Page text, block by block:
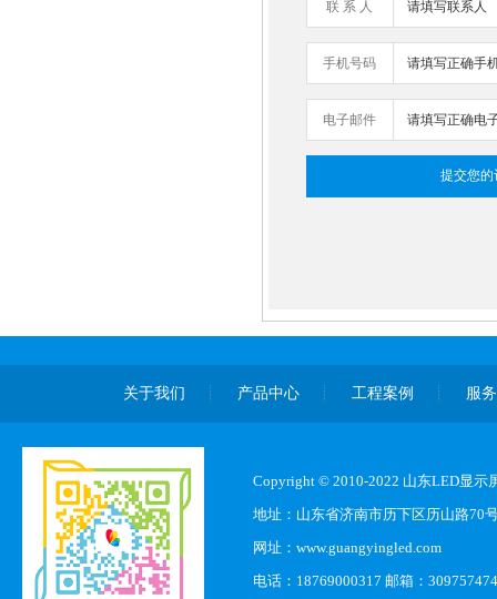
联 系 人
手机号码
电子邮件
关于我们 产品中心 工程案例 服
Copyright © 2010-2022 山东LED显示
地址：山东省济南市历下区历山路70
网址：www.guangyingled.com
电话：18769000317 邮箱：